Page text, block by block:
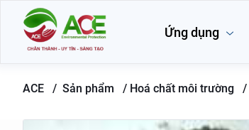
Ứng dụng
ACE / Sản phẩm / Hoá chất môi trường /